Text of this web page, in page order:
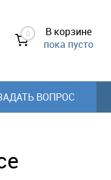
0
В корзине
пока пусто
ВОПРОС